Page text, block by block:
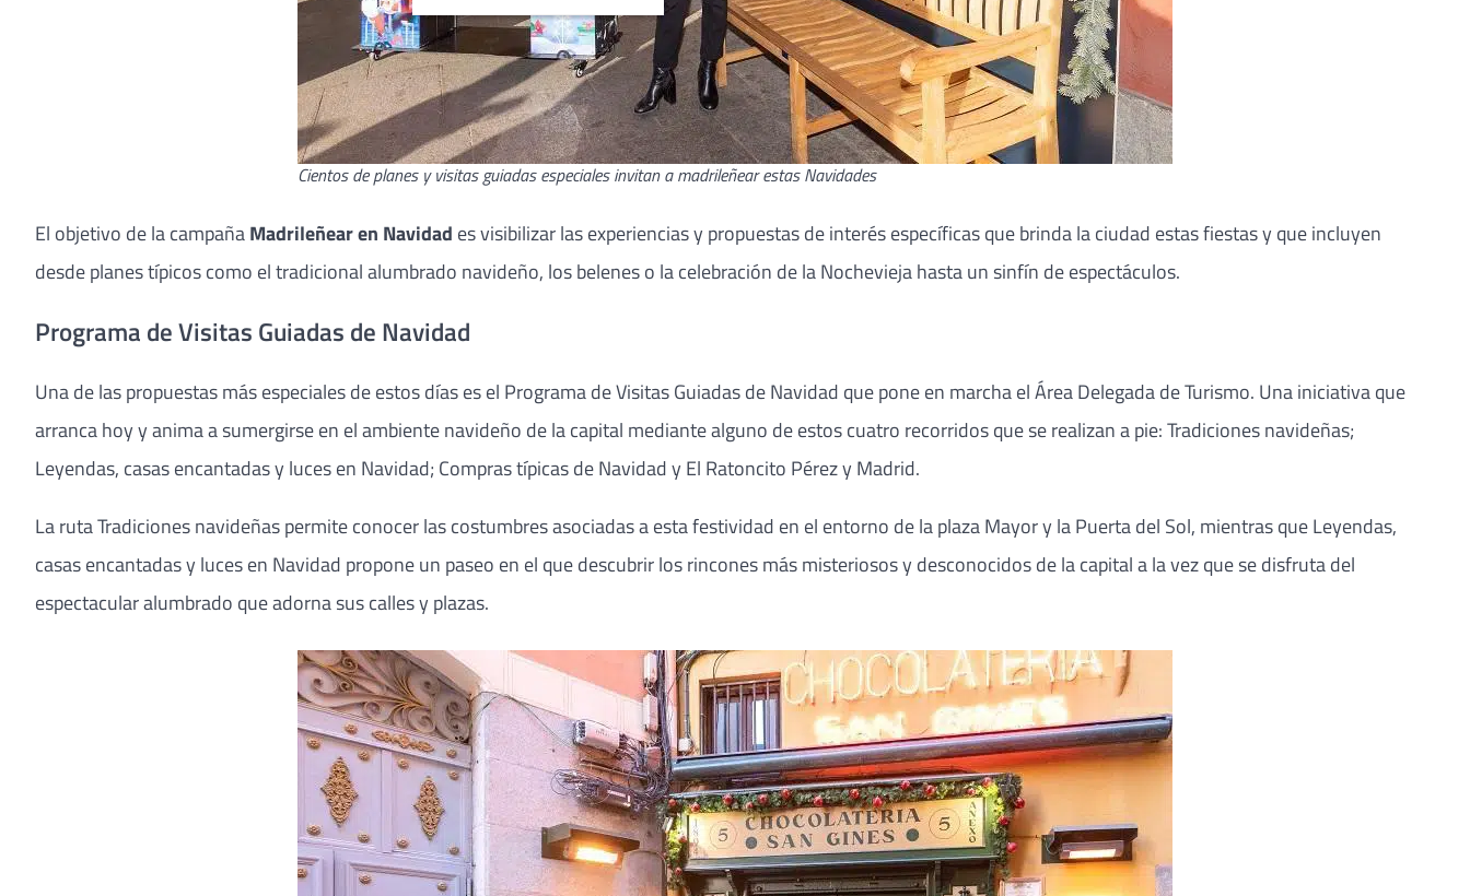
Cientos de planes y visitas guiadas especiales invitan a madrileñear estas Navidades
El objetivo de la campañaMadrileñear en Navidad es visibilizar las experiencias y propuestas de interés específicas que brinda la ciudad estas fiestas y que incluyen
desde planes típicos como el tradicional alumbrado navideño, los belenes o la celebración de la Nochevieja hasta un sinfín de espectáculos.
Programa de Visitas Guiadas de Navidad
Una de las propuestas más especiales de estos días es el Programa de Visitas Guiadas de Navidad que pone en marcha el Área Delegada de Turismo. Una iniciativa que
arranca hoy y anima a sumergirse en el ambiente navideño de la capital mediante alguno de estos cuatro recorridos que se realizan a pie: Tradiciones navideñas;
Leyendas, casas encantadas y luces en Navidad; Compras típicas de Navidad y El Ratoncito Pérez y Madrid.
La ruta Tradiciones navideñas permite conocer las costumbres asociadas a esta festividad en el entorno de la plaza Mayor y la Puerta del Sol, mientras que Leyendas,
casas encantadas y luces en Navidad propone un paseo en el que descubrir los rincones más misteriosos y desconocidos de la capital a la vez que se disfruta del
espectacular alumbrado que adorna sus calles y plazas.